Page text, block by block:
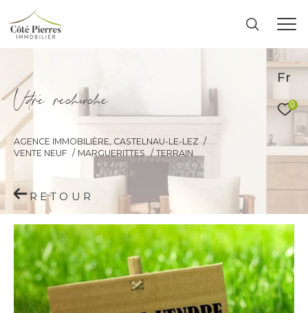
Fr
0
Vore recece
AGENCE IMMOBILIÈRE, CASTELNAU-LE-LEZ
VENTE NEUF
MARGUERITTES TERRAIN
RETOUR